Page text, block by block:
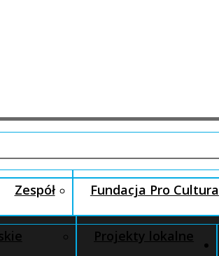
Zespół Fundacja Pro Cultura
Projekty lokalne